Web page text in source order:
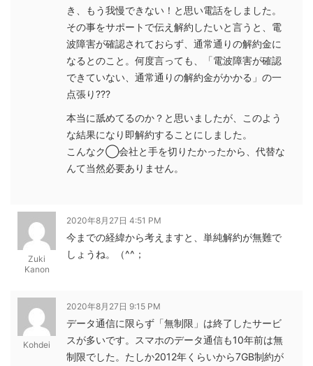
き、もう我慢できない！と思い電話をしました。
その事をサポートで伝え解約したいと言うと、電
波障害が確認されておらず、通常通りの解約金に
なるとのこと。何度言っても、「電波障害が確認
できていない、通常通りの解約金がかかる」の一
点張り???
本当に舐めてるのか？と思いましたが、このよう
な結果になり即解約することにしました。
こんなク◯会社と手を切りたかったから、代替な
んて当然必要ありません。
Zuki
Kanon
2020年8月27日 4:51 PM
今までの経緯から考えますと、単純解約が無難で
しょうね。（^^；
Kohdei
2020年8月27日 9:15 PM
データ通信に限らず「無制限」は終了したサービ
スが多いです。スマホのデータ通信も10年前は無
制限でした。たしか2012年くらいから7GB制約が